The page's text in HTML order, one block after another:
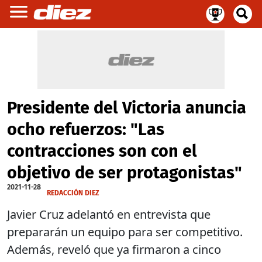
Presidente del Victoria anuncia
ocho refuerzos: "Las
contracciones son con el
objetivo de ser protagonistas"
2021-11-28
REDACCIÓN DIEZ
Javier Cruz adelantó en entrevista que
prepararán un equipo para ser competitivo.
Además, reveló que ya firmaron a cinco